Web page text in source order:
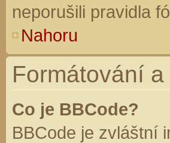
neporušili pravidla
Nahoru
Formátování
Co je BBCode?
BBCode je zvláštní